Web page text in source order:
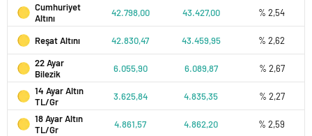
Cumhuriyet
Altını
42.798,00 43.427,00 % 2,54
Reşat Altını 42.830,47 43.459,95
% 2,62
22 Ayar
Bilezik
6.055,90 6.089,87
% 2,67
14 Ayar Altın
TL/Gr
3.625,84 4.835,35
% 2,27
18 Ayar Altın
TL/Gr
4.861,57 4.862,20
% 2,59